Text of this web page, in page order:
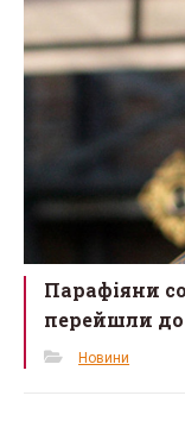
Парафіяни
перейшли до
Новини